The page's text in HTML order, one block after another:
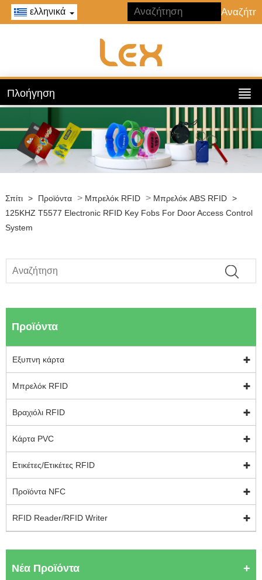
ελληνικά
Πλοήγηση
Σπίτι > Προϊόντα > Μπρελόκ RFID > Μπρελόκ ABS RFID >
125KHZ T5577 Electronic RFID Key Fobs For Door Access Control
System
Προϊόντα
Εξυπνη κάρτα
Μπρελόκ RFID
Βραχιόλι RFID
Κάρτα PVC
Ετικέτες/Ετικέτες RFID
Προϊόντα NFC
RFID Reader/RFID Writer
Νέα Προϊόντα